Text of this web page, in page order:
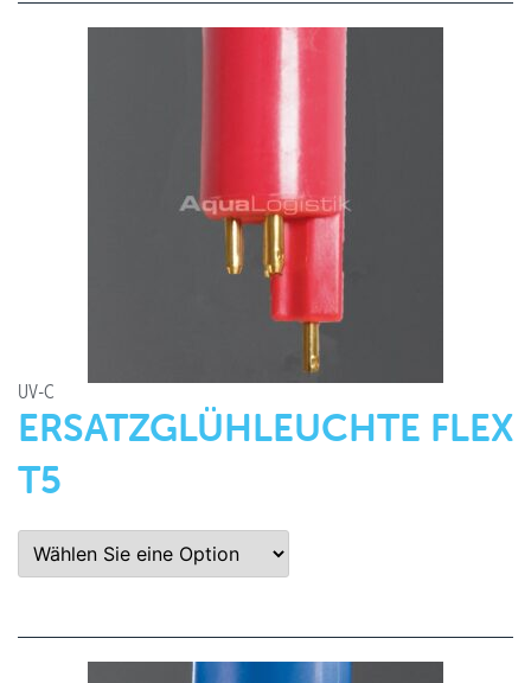
UV-C
ERSATZGLÜHLEUCHTE FLEX
T5